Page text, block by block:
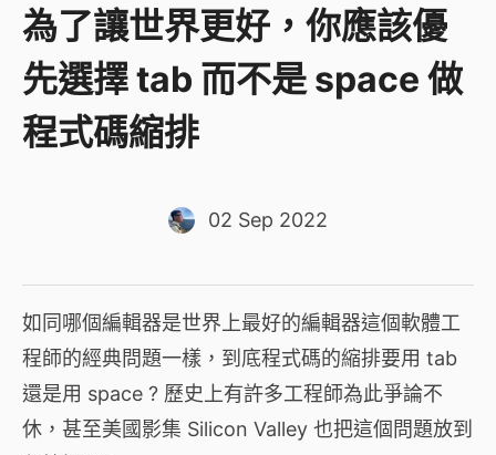
為了讓世界更好，你應該優
先選擇 tab 而不是 space 做
程式碼縮排
02 Sep 2022
如同哪個編輯器是世界上最好的編輯器這個軟體工
程師的經典問題一樣，到底程式碼的縮排要用 tab
還是用 space ? 歷史上有許多工程師為此爭論不
休，甚至美國影集 Silicon Valley 也把這個問題放到